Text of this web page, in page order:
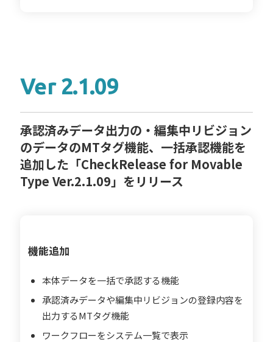
Ver 2.1.09
承認済みデータ出力の・編集中リビジョン
のデータのMTタグ機能、一括承認機能を
追加した「CheckRelease for Movable
Type Ver.2.1.09」をリリース
機能追加
本体データを一括で承認する機能
承認済みデータや編集中リビジョンの登録内容を
出力するMTタグ機能
ワークフローをシステム一覧で表示